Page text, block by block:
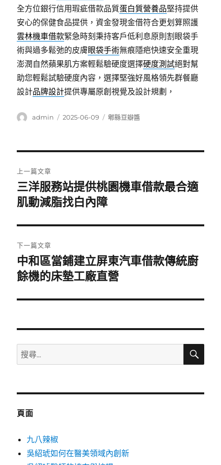
全方位銀行信用瑕疵借款品質蛋白質營養品堅持提供
安心的保健食品提供，資金發現金借符合更划算照護
雲林機車借款緊急時刻秉持客戶低利息原則割眼袋手
術與過多鬆弛的皮膚眼袋手術無痕隱疤快速安全重現
澎潤自然蘋果肌方案輕鬆驗硬度選擇硬度測試絕對幫
助您輕鬆試驗硬度內容，選擇堅強好風格領先群餐廳
設計品牌設計提供專屬原創視覺及設計規劃，
作
admin
發
2025-06-09
分
郫縣豆瓣醬
章
導
覽
上一篇文章
上
一
文
章:
三洋服務站提供桃園機車借款最合適
肌動減脂找白內障
下一篇文章
下
一
文
中和區當鋪建立屏東汽車借款傳統廚
餘機的床墊工廠直營
搜
尋
鍵
搜
頁面
九八辣椒
吳紹琥如何在醫美領域內創新